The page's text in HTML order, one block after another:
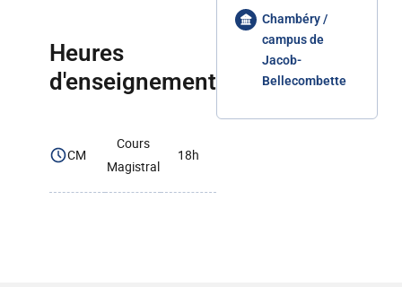
Heures
d'enseignement
CM
Cours
Magistral
18h
Chambéry /
campus de
Jacob-
Bellecombette